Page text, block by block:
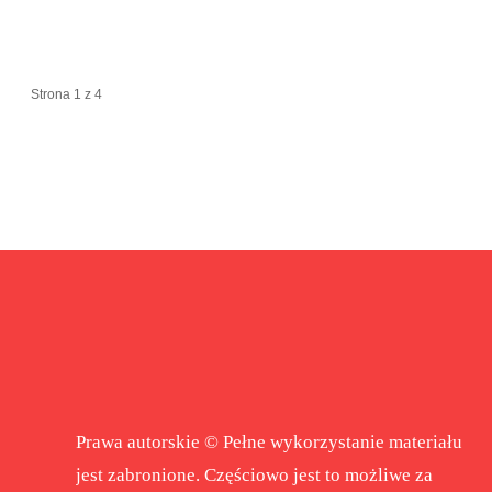
Strona 1 z 4
Prawa autorskie © Pełne wykorzystanie materiału
jest zabronione. Częściowo jest to możliwe za